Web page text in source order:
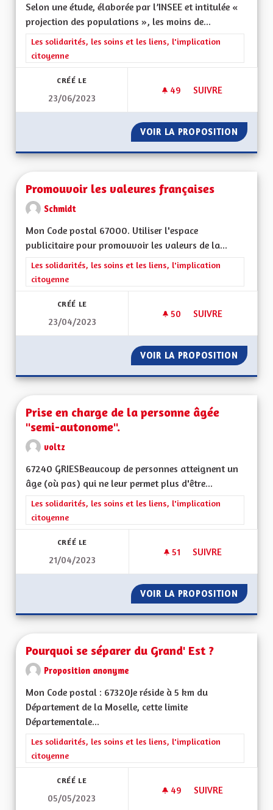
Selon une étude, élaborée par l’INSEE et intitulée «
projection des populations », les moins de...
Filtrer les résultats de la catégorie : Les solidarités, les soins
Les solidarités, les soins et les liens, l'implication
citoyenne
CRÉÉ LE
23/06/2023
49 49 ABONNÉS
SUIVRE
VOIR LA PROPOSITION
Promouvoir les valeures françaises
Schmidt
Mon Code postal 67000. Utiliser l'espace
publicitaire pour promouvoir les valeurs de la...
Filtrer les résultats de la catégorie : Les solidarités, les soins
Les solidarités, les soins et les liens, l'implication
citoyenne
CRÉÉ LE
23/04/2023
50 50 ABONNÉS
SUIVRE
VOIR LA PROPOSITION
Prise en charge de la personne âgée
"semi-autonome".
voltz
67240 GRIESBeaucoup de personnes atteignent un
âge (où pas) qui ne leur permet plus d'être...
Filtrer les résultats de la catégorie : Les solidarités, les soins
Les solidarités, les soins et les liens, l'implication
citoyenne
CRÉÉ LE
21/04/2023
51 51 ABONNÉS
SUIVRE
VOIR LA PROPOSITION PRISE
Pourquoi se séparer du Grand' Est ?
Proposition anonyme
Mon Code postal : 67320Je réside à 5 km du
Département de la Moselle, cette limite
Départementale...
Filtrer les résultats de la catégorie : Les solidarités, les soins
Les solidarités, les soins et les liens, l'implication
citoyenne
CRÉÉ LE
05/05/2023
49 49 ABONNÉS
SUIVRE